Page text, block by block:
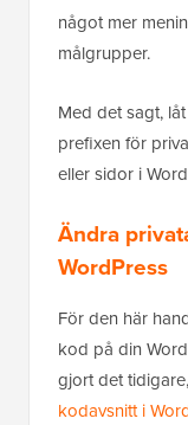
något mer
målgrupper.
Med det sagt,
prefixen för
eller sidor i
Ändra
WordPress
För den här
kod på din
gjort det
kodavsnitt i